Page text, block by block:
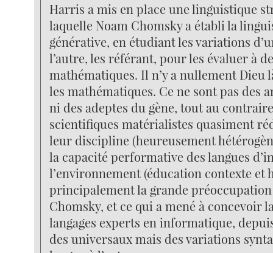
Harris a mis en place une linguistique
laquelle Noam Chomsky a établi la
générative, en étudiant les variations
l’autre, les référant, pour les évaluer à
mathématiques. Il n’y a nullement Dieu
les mathématiques. Ce ne sont pas des
ni des adeptes du gène, tout au
scientifiques matérialistes quasiment
leur discipline (heureusement
la capacité performative des langues
l’environnement (éducation contexte et
principalement la grande
Chomsky, et ce qui a mené à concevoir
langages experts en informatique,
des universaux mais des variations